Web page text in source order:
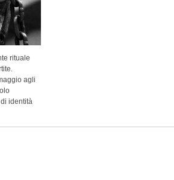
rituale
agli
identità